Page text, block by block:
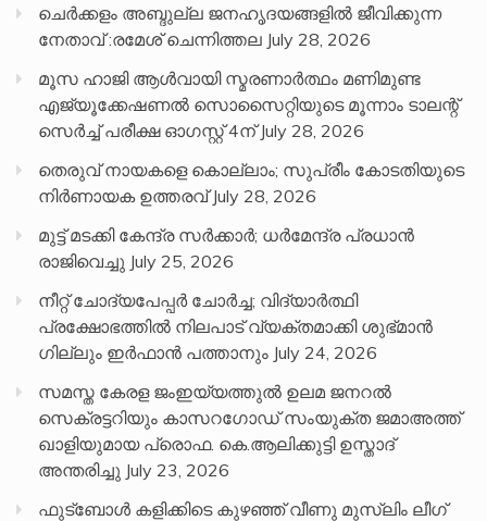
ചെർക്കളം അബ്ദുല്ല ജനഹൃദയങ്ങളിൽ ജീവിക്കുന്ന
നേതാവ് :രമേശ് ചെന്നിത്തല July 28, 2026
മൂസ ഹാജി ആൾവായി സ്മരണാർത്ഥം മണിമുണ്ട
എജ്യൂക്കേഷണൽ സൊസൈറ്റിയുടെ മൂന്നാം ടാലന്റ്
സെർച്ച് പരീക്ഷ ഓഗസ്റ്റ് 4ന് July 28, 2026
തെരുവ് നായകളെ കൊല്ലാം; സുപ്രീം കോടതിയുടെ
നിർണായക ഉത്തരവ് July 28, 2026
മുട്ട് മടക്കി കേന്ദ്ര സർക്കാർ; ധർമേന്ദ്ര പ്രധാൻ
രാജിവെച്ചു July 25, 2026
നീറ്റ് ചോദ്യപേപ്പര്‍ ചോര്‍ച്ച; വിദ്യാർത്ഥി
പ്രക്ഷോഭത്തിൽ നിലപാട് വ്യക്തമാക്കി ശുഭ്മാൻ
ഗില്ലും ഇർഫാൻ പത്താനും July 24, 2026
സമസ്ത കേരള ജംഇയ്യത്തുൽ ഉലമ ജനറൽ
സെക്രട്ടറിയും കാസറഗോഡ് സംയുക്ത ജമാഅത്ത്
ഖാളിയുമായ പ്രൊഫ. കെ.ആലിക്കുട്ടി ഉസ്താദ്
അന്തരിച്ചു July 23, 2026
ഫുട്ബോൾ കളിക്കിടെ കുഴഞ്ഞ് വീണു മുസ്ലിം ലീഗ്